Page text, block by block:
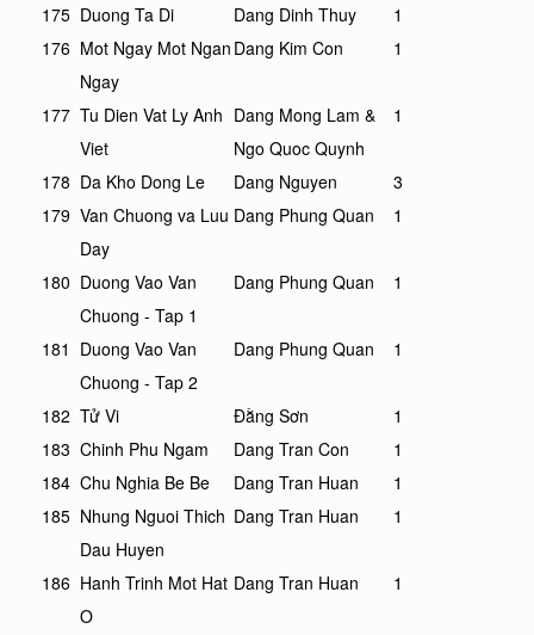
175 Duong Ta Di Dang Dinh Thuy
1
176 Mot Ngay Mot Ngan
Ngay
Dang Kim Con 1
177 Tu Dien Vat Ly Anh
Viet
Dang Mong Lam &
Ngo Quoc Quynh
1
178 Da Kho Dong Le Dang Nguyen
3
179 Van Chuong va Luu
Day
Dang Phung Quan 1
180 Duong Vao Van
Chuong - Tap 1
Dang Phung Quan 1
181 Duong Vao Van
Chuong - Tap 2
Dang Phung Quan 1
182 Tử Vi Đằng Sơn
1
183 Chinh Phu Ngam Dang Tran Con
1
184 Chu Nghia Be Be Dang Tran Huan
1
185 Nhung Nguoi Thich
Dau Huyen
Dang Tran Huan 1
186 Hanh Trinh Mot Hat
O
Dang Tran Huan 1